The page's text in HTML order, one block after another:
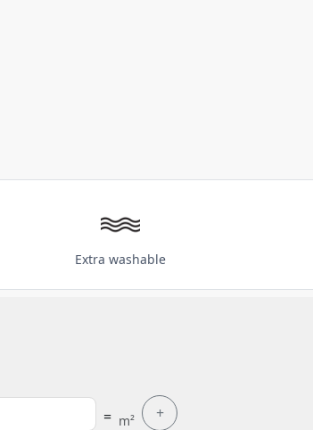
Extra washable
= m² +